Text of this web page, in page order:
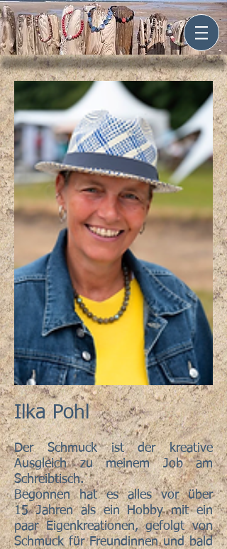
Ilka Pohl
Der Schmuck ist der kreative
Ausgleich zu meinem Job am
Schreibtisch.
Begonnen hat es alles vor über
15 Jahren als ein Hobby mit ein
paar Eigenkreationen, gefolgt von
Schmuck für Freundinnen und bald